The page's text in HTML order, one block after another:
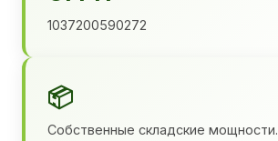
1037200590272
📦
Собственные складские мощности.